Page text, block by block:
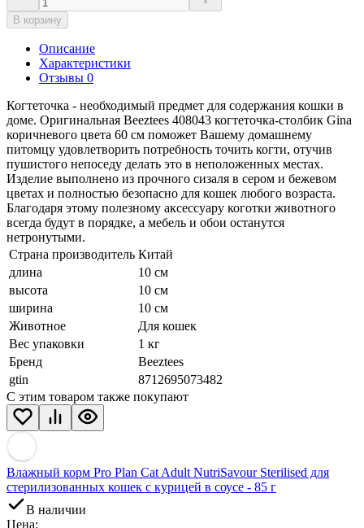
В корзину
Описание
Характеристики
Отзывы 0
Когтеточка - необходимый предмет для содержания кошки в
доме. Оригинальная Beeztees 408043 когтеточка-столбик Gina
коричневого цвета 60 см поможет Вашему домашнему
питомцу удовлетворить потребность точить когти, отучив
пушистого непоседу делать это в неположенных местах.
Изделие выполнено из прочного сизаля в сером и бежевом
цветах и полностью безопасно для кошек любого возраста.
Благодаря этому полезному аксессуару коготки животного
всегда будут в порядке, а мебель и обои останутся
нетронутыми.
Страна производитель Китай
длина
10 см
высота
10 см
ширина
10 см
Животное
Для кошек
Вес упаковки
1 кг
Бренд
Beeztees
gtin
8712695073482
С этим товаром также покупают
Влажный корм Pro Plan Cat Adult NutriSavour Sterilised для
стерилизованных кошек с курицей в соусе - 85 г
В наличии
Цена: